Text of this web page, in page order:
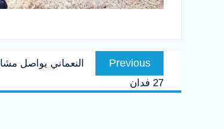
تصفّح
المقالاتPrevious
Previous
post:
النعماني يواصل
27 فدان